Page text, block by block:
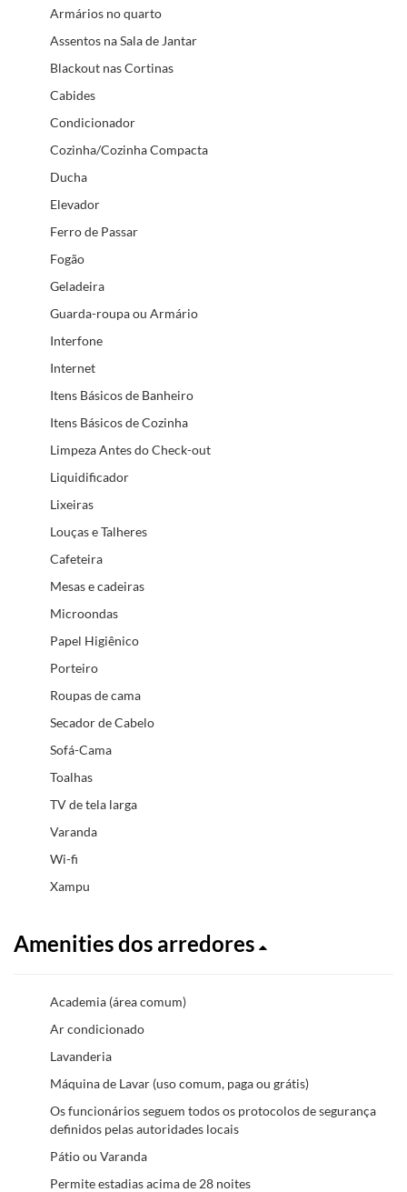
Armários no quarto
Assentos na Sala de Jantar
Blackout nas Cortinas
Cabides
Condicionador
Cozinha/Cozinha Compacta
Ducha
Elevador
Ferro de Passar
Fogão
Geladeira
Guarda-roupa ou Armário
Interfone
Internet
Itens Básicos de Banheiro
Itens Básicos de Cozinha
Limpeza Antes do Check-out
Liquidificador
Lixeiras
Louças e Talheres
Cafeteira
Mesas e cadeiras
Microondas
Papel Higiênico
Porteiro
Roupas de cama
Secador de Cabelo
Sofá-Cama
Toalhas
TV de tela larga
Varanda
Wi-fi
Xampu
Amenities dos arredores
Academia (área comum)
Ar condicionado
Lavanderia
Máquina de Lavar (uso comum, paga ou grátis)
Os funcionários seguem todos os protocolos de segurança
definidos pelas autoridades locais
Pátio ou Varanda
Permite estadias acima de 28 noites